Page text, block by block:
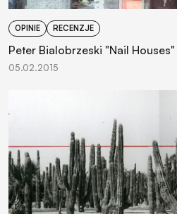
OPINIE RECENZJE
Peter Bialobrzeski "Nail
05.02.2015